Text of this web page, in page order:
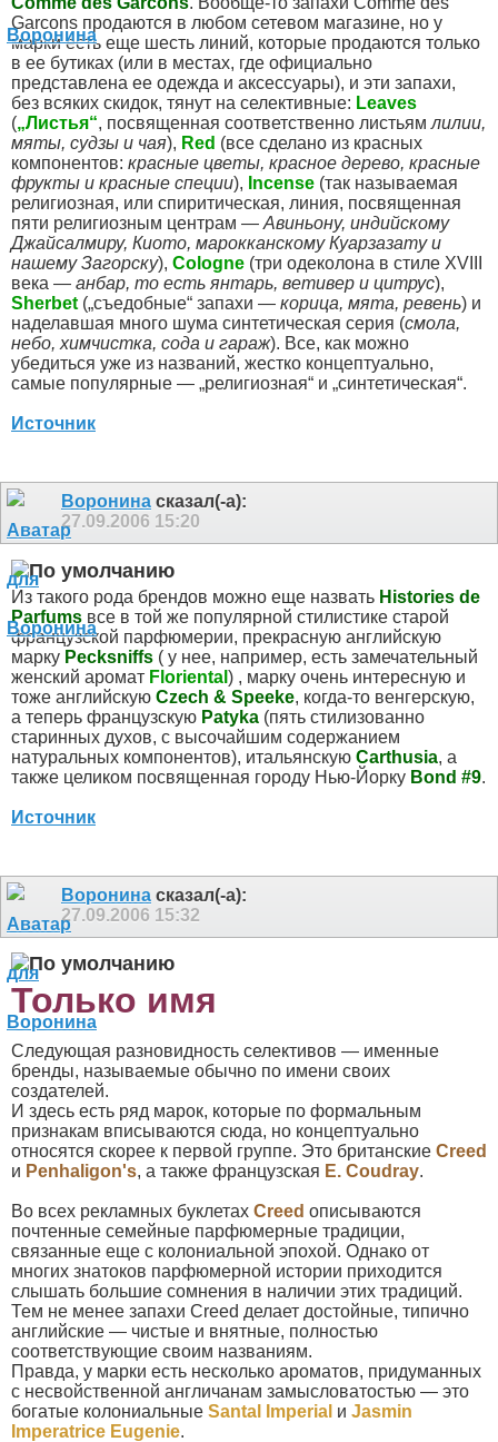
Garcons продаются в любом сетевом магазине, но у
марки есть еще шесть линий, которые продаются только
в ее бутиках (или в местах, где официально
представлена ее одежда и аксессуары), и эти запахи,
без всяких скидок, тянут на селективные: Leaves
(„Листья“, посвященная соответственно листьям лилии,
мяты, судзы и чая), Red (все сделано из красных
компонентов: красные цветы, красное дерево, красные
фрукты и красные специи), Incense (так называемая
религиозная, или спиритическая, линия, посвященная
пяти религиозным центрам — Авиньону, индийскому
Джайсалмиру, Киото, марокканскому Куарзазату и
нашему Загорску), Cologne (три одеколона в стиле XVIII
века — анбар, то есть янтарь, ветивер и цитрус),
Sherbet („съедобные“ запахи — корица, мята, ревень) и
наделавшая много шума синтетическая серия (смола,
небо, химчистка, сода и гараж). Все, как можно
убедиться уже из названий, жестко концептуально,
самые популярные — „религиозная“ и „синтетическая“.
Источник
Воронина сказал(-а):
27.09.2006 15:20
Из такого рода брендов можно еще назвать Histories de
Parfums все в той же популярной стилистике старой
французской парфюмерии, прекрасную английскую
марку Pecksniffs ( у нее, например, есть замечательный
женский аромат Floriental ) , марку очень интересную и
тоже английскую Czech & Speeke, когда-то венгерскую,
а теперь французскую Patyka (пять стилизованно
старинных духов, с высочайшим содержанием
натуральных компонентов), итальянскую Carthusia, а
также целиком посвященная городу Нью-Йорку Bond #9.
Источник
Воронина сказал(-а):
27.09.2006 15:32
Только имя
Следующая разновидность селективов — именные
бренды, называемые обычно по имени своих
создателей.
И здесь есть ряд марок, которые по формальным
признакам вписываются сюда, но концептуально
относятся скорее к первой группе. Это британские Creed
и Penhaligon's, а также французская E. Coudray.
Во всех рекламных буклетах Creed описываются
почтенные семейные парфюмерные традиции,
связанные еще с колониальной эпохой. Однако от
многих знатоков парфюмерной истории приходится
слышать большие сомнения в наличии этих тpадиций.
Тем не менее запахи Creed делает достойные, типично
английские — чистые и внятные, полностью
соответствующие своим названиям.
Правда, у марки есть несколько ароматов, придуманных
с несвойственной англичанам замысловатостью — это
богатые колониальные Santal Imperial и Jasmin
Imperatrice Eugenie.